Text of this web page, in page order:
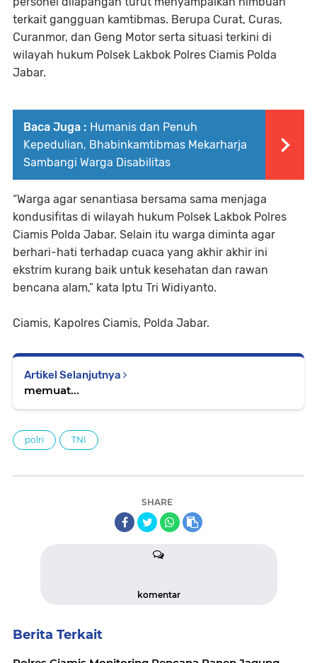
terkait gangguan kamtibmas. Berupa Curat, Curas,
Curanmor, dan Geng Motor serta situasi terkini di
wilayah hukum Polsek Lakbok Polres Ciamis Polda
Jabar.
Baca Juga : Humanis dan Penuh
Kepedulian, Bhabinkamtibmas Mekarharja
Sambangi Warga Disabilitas
“Warga agar senantiasa bersama sama menjaga
kondusifitas di wilayah hukum Polsek Lakbok Polres
Ciamis Polda Jabar. Selain itu warga diminta agar
berhari-hati terhadap cuaca yang akhir akhir ini
ekstrim kurang baik untuk kesehatan dan rawan
bencana alam,” kata Iptu Tri Widiyanto.
Ciamis, Kapolres Ciamis, Polda Jabar.
Artikel Selanjutnya
memuat...
polri TNI
SHARE
komentar
Berita Terkait